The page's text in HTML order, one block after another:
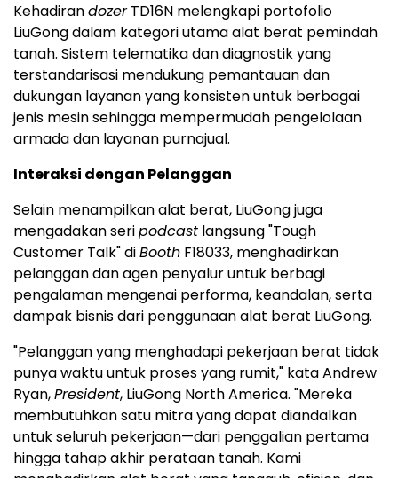
KehadirandozerTD16N melengkapi portofolio
LiuGong dalam kategori utama alat berat pemindah
tanah. Sistem telematika dan diagnostik yang
terstandarisasi mendukung pemantauan dan
dukungan layanan yang konsisten untuk berbagai
jenis mesin sehingga mempermudah pengelolaan
armada dan layanan purnajual.
Interaksi dengan Pelanggan
Selain menampilkan alat berat, LiuGong juga
mengadakan seripodcast langsung "Tough
Customer Talk" diBooth F18033, menghadirkan
pelanggan dan agen penyalur untuk berbagi
pengalaman mengenai performa, keandalan, serta
dampak bisnis dari penggunaan alat berat LiuGong.
"Pelanggan yang menghadapi pekerjaan berat tidak
punya waktu untuk proses yang rumit," kata Andrew
Ryan,President, LiuGong North America. "Mereka
membutuhkan satu mitra yang dapat diandalkan
untuk seluruh pekerjaan—dari penggalian pertama
hingga tahap akhir perataan tanah. Kami